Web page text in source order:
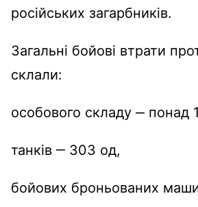
російських загарбників.
Загальні бойові втрати
склали:
особового складу ‒ понад
танків ‒ 303 од,
бойових броньованих